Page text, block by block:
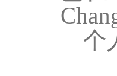
个